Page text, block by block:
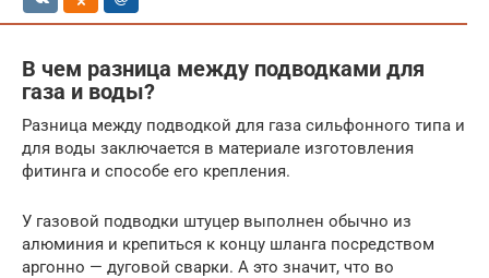
В чем разница между подводками для
газа и воды?
Разница между подводкой для газа сильфонного типа и
для воды заключается в материале изготовления
фитинга и способе его крепления.
У газовой подводки штуцер выполнен обычно из
алюминия и крепиться к концу шланга посредством
аргонно — дуговой сварки. А это значит, что во